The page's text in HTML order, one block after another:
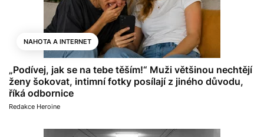
NAHOTA A INTERNET
„Podívej, jak se na tebe těším!“ Muži většinou nechtějí
ženy šokovat, intimní fotky posílají z jiného důvodu,
říká odbornice
Redakce Heroine